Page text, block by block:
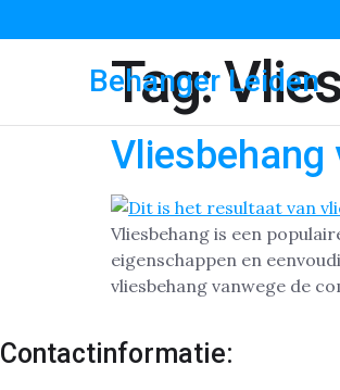
Behanger Leiden
Tag:
Vliesbehang
Vliesbehang is een
eigenschappen en
vliesbehang vanwege de
Contactinformatie: